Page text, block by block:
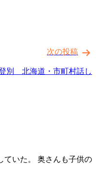
次の投稿
別 北海道・市町村話し
ていた。 奥さんも子供の